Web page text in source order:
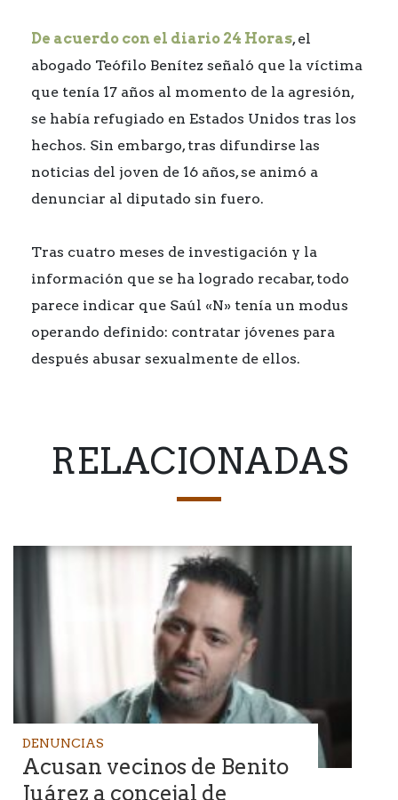
De acuerdo con el diario 24 Horas, el
abogado Teófilo Benítez señaló que la víctima
que tenía 17 años al momento de la agresión,
se había refugiado en Estados Unidos tras los
hechos. Sin embargo, tras difundirse las
noticias del joven de 16 años, se animó a
denunciar al diputado sin fuero.
Tras cuatro meses de investigación y la
información que se ha logrado recabar, todo
parece indicar que Saúl «N» tenía un modus
operando definido: contratar jóvenes para
después abusar sexualmente de ellos.
RELACIONADAS
DENUNCIAS
Acusan vecinos de Benito
Juárez a concejal de